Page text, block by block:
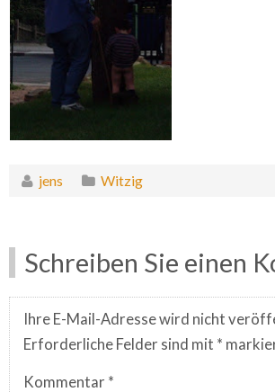
jens Witzig
Schreiben Sie einen
Ihre E-Mail-Adresse wird nicht
Erforderliche Felder sind mit *
Kommentar *